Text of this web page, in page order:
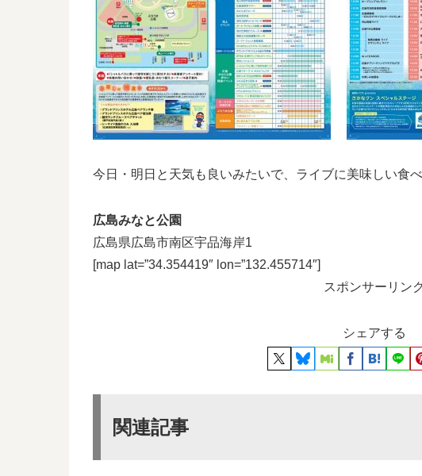
今日・明日と天気も良いみたいで、ライブに美味しい食
広島みなと公園
広島県広島市南区宇品海岸1
[map lat=”34.354419″ lon=”132.455714″]
スポンサーリンク
シェアする
関連記事